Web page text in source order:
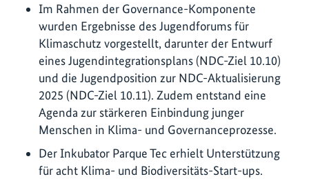
Im Rahmen der Governance-Komponente
wurden Ergebnisse des Jugendforums für
Klimaschutz vorgestellt, darunter der Entwurf
eines Jugendintegrationsplans (NDC-Ziel 10.10)
und die Jugendposition zur NDC-Aktualisierung
2025 (NDC-Ziel 10.11). Zudem entstand eine
Agenda zur stärkeren Einbindung junger
Menschen in Klima- und Governanceprozesse.
Der Inkubator Parque Tec erhielt Unterstützung
für acht Klima- und Biodiversitäts-Start-ups.